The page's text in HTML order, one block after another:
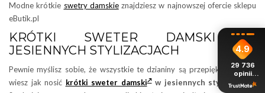
Modne krótkie swetry damskieznajdziesz w najnowszej ofercie sklepu
eButik.pl
KRÓTKI SWETER DAMSKI W
JESIENNYCH STYLIZACJACH
Pewnie myślisz sobie, że wszystkie te dzianiny są przepiękne, ale nie
wiesz jak nosić krótki sweter damski w jesiennych stylizacjach?
4.9
29 736
opinii
z całego
okresu